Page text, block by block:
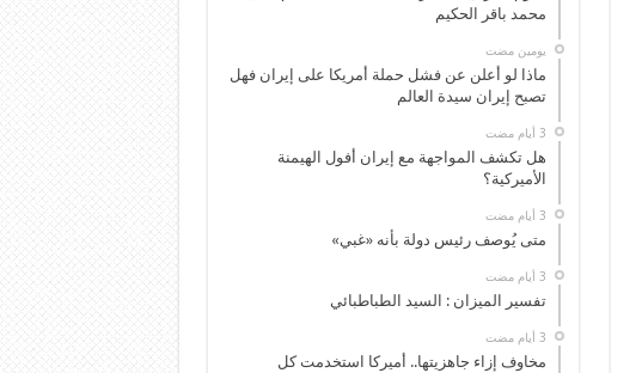
محمد باقر الحكيم
‏يومين مضت
ماذا لو أعلن عن فشل حملة أمريكا على إيران فهل
تصبح إيران سيدة العالم
هل تكشف المواجهة مع إيران أفول الهيمنة
الأميركية؟
متى يُوصف رئيس دولة بأنه «غبي»
تفسير الميزان : السيد الطباطبائي
مخاوف إزاء جاهزيتها.. أميركا استخدمت كل